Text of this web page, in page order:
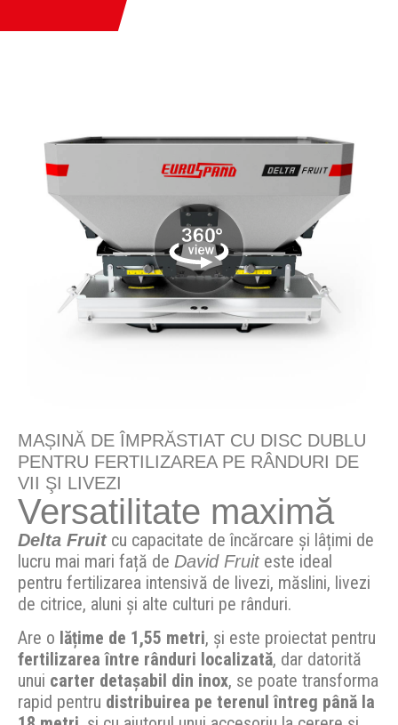
MAȘINĂ DE ÎMPRĂSTIAT CU DISC DUBLU
PENTRU FERTILIZAREA PE RÂNDURI DE
VII ŞI LIVEZI
Versatilitate maximă
Delta Fruitcu capacitate de încărcare și lâțimi de
lucru mai mari față de David Fruit este ideal
pentru fertilizarea intensivă de livezi, măslini, livezi
de citrice, aluni și alte culturi pe rânduri.
Are o lățime de 1,55 metri, și este proiectat pentru
fertilizarea între rânduri localizată, dar datorită
unui carter detașabil din inox, se poate transforma
rapid pentru distribuirea pe terenul întreg până la